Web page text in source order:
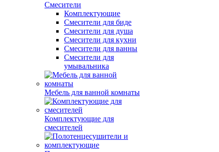
Смесители
Комплектующие
Смесители для биде
Смесители для душа
Смесители для кухни
Смесители для ванны
Смесители для
умывальника
Мебель для ванной комнаты
Комплектующие для
смесителей